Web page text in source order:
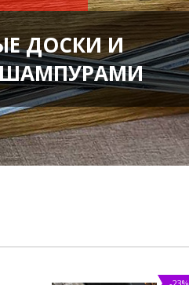
ДОСКИ И
ШАМПУРАМИ